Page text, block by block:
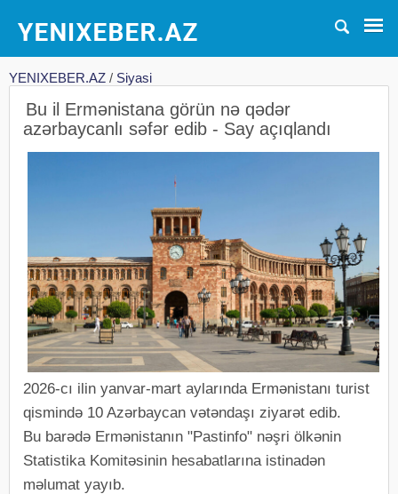
YENIXEBER.AZ / Siyasi
Bu il Ermənistana görün nə qədər
azərbaycanlı səfər edib - Say açıqlandı
2026-cı ilin yanvar-mart aylarında Ermənistanı turist
qismində 10 Azərbaycan vətəndaşı ziyarət edib.
Bu barədə Ermənistanın "Pastinfo" nəşri ölkənin
Statistika Komitəsinin hesabatlarına istinadən
məlumat yayıb.